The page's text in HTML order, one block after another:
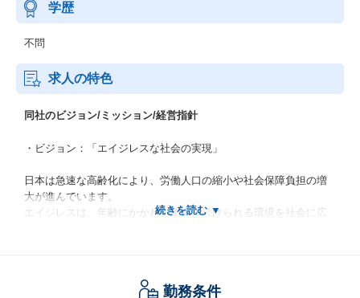
学歴
不問
求人の特色
同社のビジョン/ミッション/経営指針
・ビジョン：「エイジレスな社会の実現」
日本は急速な高齢化により、労働人口の縮小や社会保障負担の増
大が進んでいます。
エイジレスは、年齢にかかわらず働き続けられる環境を社会に広
労働力不足の解消と社会保障制度の持続性に寄与します。
勤務条件